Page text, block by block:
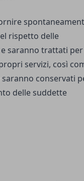
rispetto delle
e saranno trattati per
servizi, così
conservati
delle suddette